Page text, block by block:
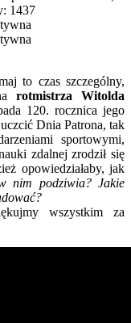
1437
to czas szczególny,
rotmistrza Witolda
120. rocznica jego
Dnia Patrona, tak
sportowymi,
zdalnej zrodził się
opowiedziałaby, jak
nim podziwia? Jakie
wszystkim za